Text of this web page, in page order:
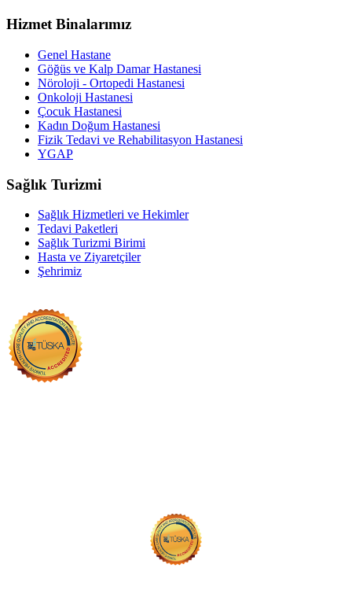
Hizmet Binalarımız
Genel Hastane
Göğüs ve Kalp Damar Hastanesi
Nöroloji - Ortopedi Hastanesi
Onkoloji Hastanesi
Çocuk Hastanesi
Kadın Doğum Hastanesi
Fizik Tedavi ve Rehabilitasyon Hastanesi
YGAP
Sağlık Turizmi
Sağlık Hizmetleri ve Hekimler
Tedavi Paketleri
Sağlık Turizmi Birimi
Hasta ve Ziyaretçiler
Şehrimiz